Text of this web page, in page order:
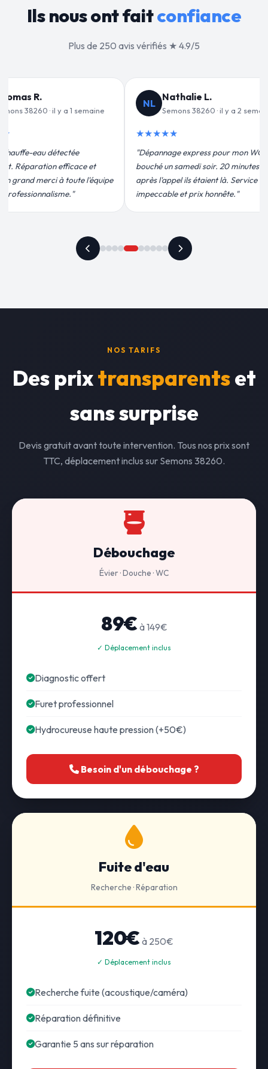
Ils nous ont faitconfiance
Plus de 250 avis vérifiés ★ 4.9/5
L.
38260 · il y a 2 semaines
pour mon WC
soir. 20 minutes
étaient là. Service
prix honnête."
JF
Jean-François C.
Semons 38260 · il y a 3 semaines
★★★★★
"Remplacement de mon chauffe-eau en
moins de 2h. Équipe très pro, devis
conforme, chantier propre. Je
recommande vivement."
NOS TARIFS
Des prixtransparentset
sans surprise
Devis gratuit avant toute intervention. Tous nos prix sont
TTC, déplacement inclus sur Semons 38260.
Débouchage
Évier · Douche · WC
89€ à 149€
✓ Déplacement inclus
Diagnostic offert
Furet professionnel
Hydrocureuse haute pression (+50€)
Besoin d'un débouchage ?
Fuite d'eau
Recherche · Réparation
120€ à 250€
✓ Déplacement inclus
Recherche fuite (acoustique/caméra)
Réparation définitive
Garantie 5 ans sur réparation